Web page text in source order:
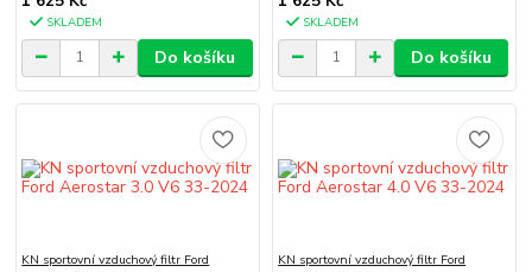
SKLADEM
Do košíku
SKLADEM
Do košíku
KN sportovní vzduchový filtr Ford
KN sportovní vzduchový filtr Ford